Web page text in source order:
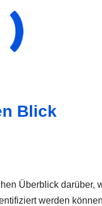
Blick
Überblick
werden